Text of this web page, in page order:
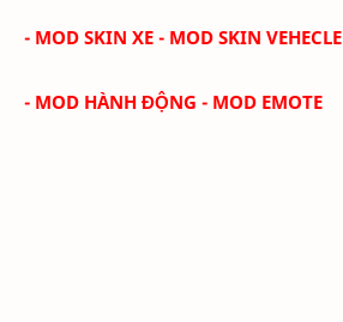
- MOD SKIN XE - MOD SKIN VEHECLE
- MOD HÀNH ĐỘNG - MOD EMOTE